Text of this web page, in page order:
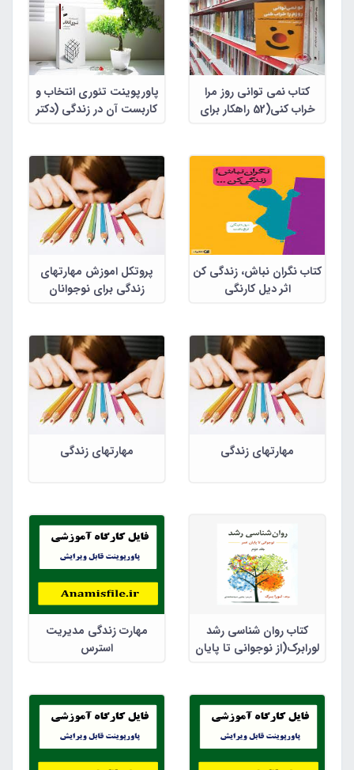
کتاب نمی توانی روز مرا
خراب کنی(52 راهکار برای
پاورپوینت تئوری انتخاب و
کاربست آن در زندگی (دکتر
کتاب نگران نباش، زندگی کن
اثر دیل کارنگی
پروتکل اموزش مهارتهای
زندگی برای نوجوانان
مهارتهای زندگی مهارتهای زندگی
کتاب روان شناسی رشد
لورابرک(از نوجوانی تا پایان
مهارت زندگی مدیریت
استرس